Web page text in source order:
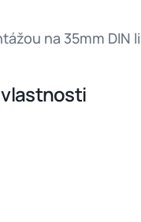
na 35mm DIN